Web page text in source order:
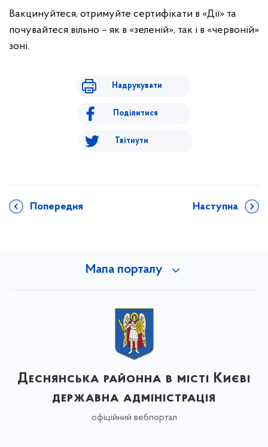
Вакцинуйтеся, отримуйте сертифікати в «Дії» та
почувайтеся вільно – як в «зеленій», так і в «червоній»
зоні.
Надрукувати
Поділитися
Твітнути
Попередня Наступна
Мапа порталу
Деснянська районна в місті Києві
державна адміністрація
офіційний вебпортал